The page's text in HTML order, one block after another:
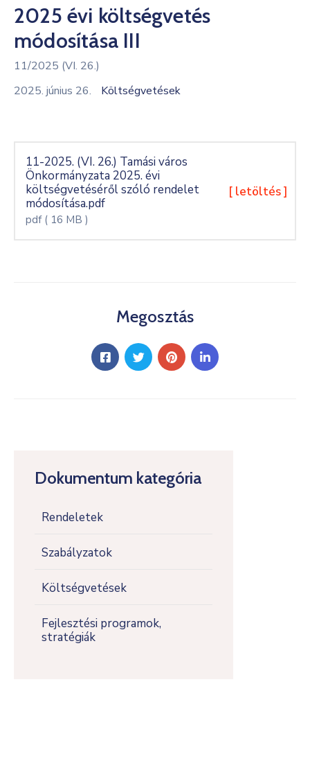
Kultúra
Keresés
Dokumentum kategória
Rendeletek
Szabályzatok
Költségvetések
Fejlesztési programok,
stratégiák
2025 évi költségvetés
módosítása III
11/2025 (VI. 26.)
2025. június 26.
Költségvetések
11-2025. (VI. 26.) Tamási város
Önkormányzata 2025. évi
költségvetéséről szóló rendelet
módosítása.pdf
pdf ( 16 MB )
[ letöltés ]
Megosztás